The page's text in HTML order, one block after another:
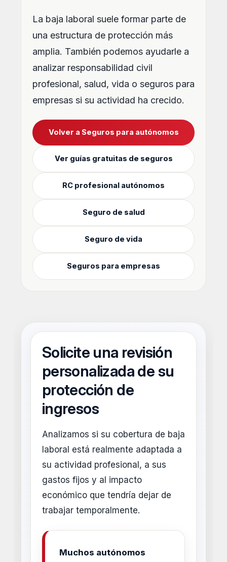
La baja laboral suele formar parte de
una estructura de protección más
amplia. También podemos ayudarle a
analizar responsabilidad civil
profesional, salud, vida o seguros para
empresas si su actividad ha crecido.
Volver a Seguros para autónomos
Ver guías gratuitas de seguros
RC profesional autónomos
Seguro de salud
Seguro de vida
Seguros para empresas
Solicite una revisión
personalizada de su
protección de
ingresos
Analizamos si su cobertura de baja
laboral está realmente adaptada a
su actividad profesional, a sus
gastos fijos y al impacto
económico que tendría dejar de
trabajar temporalmente.
Muchos autónomos